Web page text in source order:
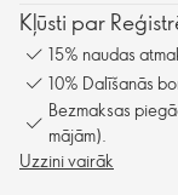
Kļūsti par
15% naudas
10% Dalīšanās
Bezmaksas
mājām).
Uzzini vairāk